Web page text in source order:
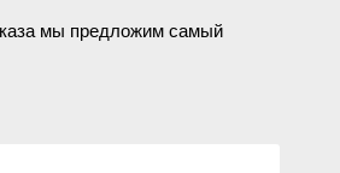
мы предложим самый